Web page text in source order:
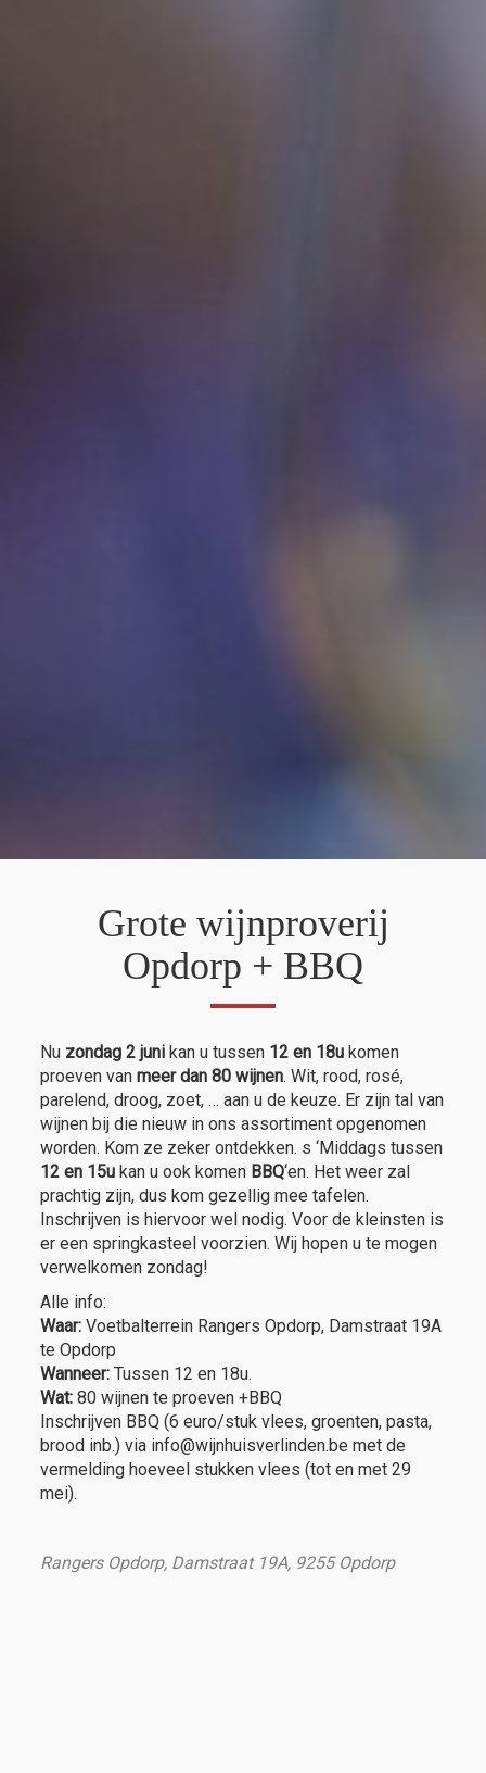
Grote wijnproverij
Opdorp + BBQ
Nu zondag 2 juni kan u tussen 12 en 18u komen
proeven vanmeer dan 80 wijnen. Wit, rood, rosé,
parelend, droog, zoet, … aan u de keuze. Er zijn tal van
wijnen bij die nieuw in ons assortiment opgenomen
worden. Kom ze zeker ontdekken. s ‘Middags tussen
12 en 15u kan u ook komen BBQ‘en. Het weer zal
prachtig zijn, dus kom gezellig mee tafelen.
Inschrijven is hiervoor wel nodig. Voor de kleinsten is
er een springkasteel voorzien. Wij hopen u te mogen
verwelkomen zondag!
Alle info:
Waar: Voetbalterrein Rangers Opdorp, Damstraat 19A
te Opdorp
Wanneer: Tussen 12 en 18u.
Wat: 80 wijnen te proeven +BBQ
Inschrijven BBQ (6 euro/stuk vlees, groenten, pasta,
brood inb.) via info@wijnhuisverlinden.be met de
vermelding hoeveel stukken vlees (tot en met 29
mei).
Rangers Opdorp, Damstraat 19A, 9255 Opdorp